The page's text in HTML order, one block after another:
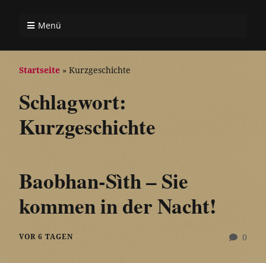
Menü
Startseite » Kurzgeschichte
Schlagwort:
Kurzgeschichte
Baobhan-Sìth – Sie
kommen in der Nacht!
0
VOR 6 TAGEN